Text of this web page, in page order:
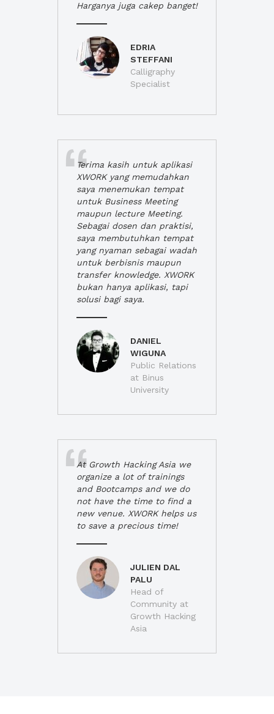
Harganya juga cakep banget!
EDRIA
STEFFANI
Calligraphy
Specialist
Terima kasih untuk aplikasi
XWORK yang memudahkan
saya menemukan tempat
untuk Business Meeting
maupun lecture Meeting.
Sebagai dosen dan praktisi,
saya membutuhkan tempat
yang nyaman sebagai wadah
untuk berbisnis maupun
transfer knowledge. XWORK
bukan hanya aplikasi, tapi
solusi bagi saya.
DANIEL
WIGUNA
Public Relations
at Binus
University
At Growth Hacking Asia we
organize a lot of trainings
and Bootcamps and we do
not have the time to find a
new venue. XWORK helps us
to save a precious time!
JULIEN DAL
PALU
Head of
Community at
Growth Hacking
Asia